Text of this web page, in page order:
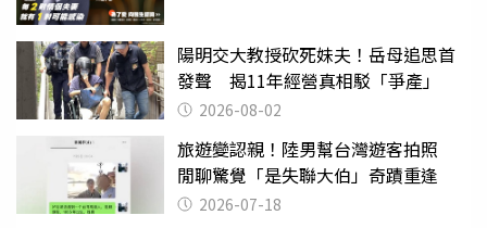
陽明交大教授砍死妹夫！岳母追思首
發聲 揭11年經營真相駁「爭產」
2026-08-02
旅遊變認親！陸男幫台灣遊客拍照
閒聊驚覺「是失聯大伯」奇蹟重逢
2026-07-18